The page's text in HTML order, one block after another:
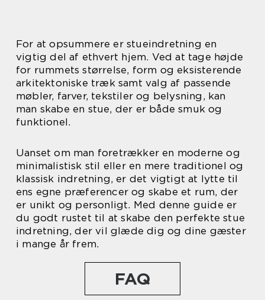
For at opsummere er stueindretning en
vigtig del af ethvert hjem. Ved at tage højde
for rummets størrelse, form og eksisterende
arkitektoniske træk samt valg af passende
møbler, farver, tekstiler og belysning, kan
man skabe en stue, der er både smuk og
funktionel.
Uanset om man foretrækker en moderne og
minimalistisk stil eller en mere traditionel og
klassisk indretning, er det vigtigt at lytte til
ens egne præferencer og skabe et rum, der
er unikt og personligt. Med denne guide er
du godt rustet til at skabe den perfekte stue
indretning, der vil glæde dig og dine gæster
i mange år frem.
FAQ